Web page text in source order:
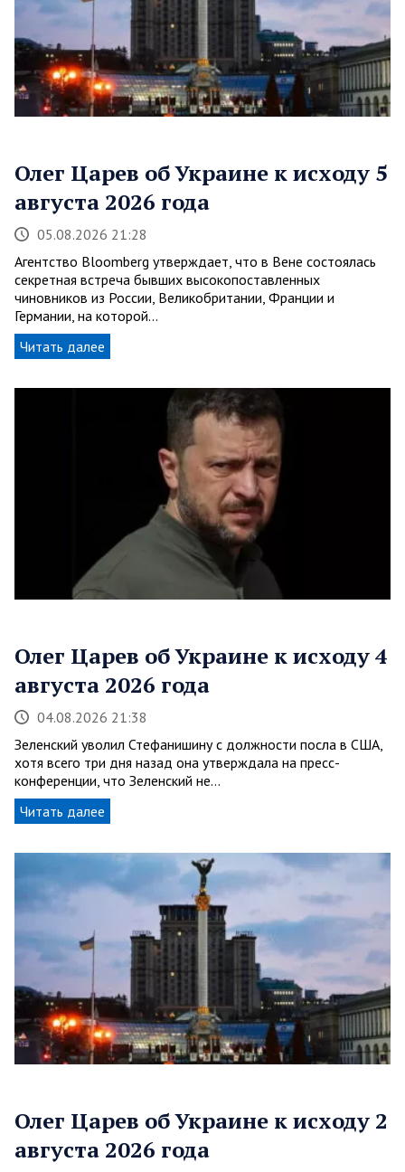
Олег Царев об Украине к исходу 5
августа 2026 года
05.08.2026 21:28
Агентство Bloomberg утверждает, что в Вене состоялась
секретная встреча бывших высокопоставленных
чиновников из России, Великобритании, Франции и
Германии, на которой…
Читать далее
Олег Царев об Украине к исходу 4
августа 2026 года
04.08.2026 21:38
Зеленский уволил Стефанишину с должности посла в США,
хотя всего три дня назад она утверждала на пресс-
конференции, что Зеленский не…
Читать далее
Олег Царев об Украине к исходу 2
августа 2026 года